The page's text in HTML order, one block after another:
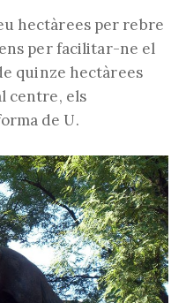
hectàrees per rebre
per facilitar-ne el
quinze hectàrees
centre, els
de U.